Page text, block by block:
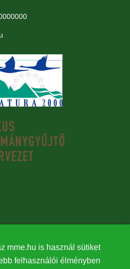
mme.hu is használ sütiket
felhasználói élményben